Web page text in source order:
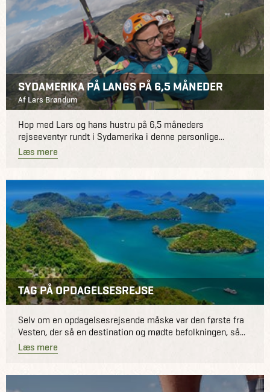
SYDAMERIKA PÅ LANGS PÅ 6,5 MÅNEDER
Af Lars Brøndum
Hop med Lars og hans hustru på 6,5 måneders
rejseeventyr rundt i Sydamerika i denne personlige...
Læs mere
TAG PÅ OPDAGELSESREJSE
Selv om en opdagelsesrejsende måske var den første fra
Vesten, der så en destination og mødte befolkningen, så...
Læs mere